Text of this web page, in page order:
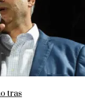
tras